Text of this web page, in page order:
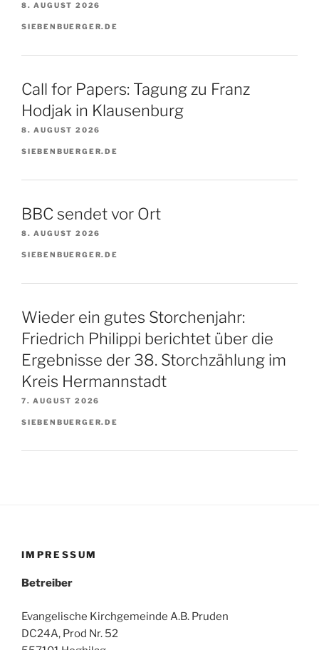
8. AUGUST 2026
SIEBENBUERGER.DE
Call for Papers: Tagung zu Franz
Hodjak in Klausenburg
8. AUGUST 2026
SIEBENBUERGER.DE
BBC sendet vor Ort
8. AUGUST 2026
SIEBENBUERGER.DE
Wieder ein gutes Storchenjahr:
Friedrich Philippi berichtet über die
Ergebnisse der 38. Storchzählung im
Kreis Hermannstadt
7. AUGUST 2026
SIEBENBUERGER.DE
IMPRESSUM
Betreiber
Evangelische Kirchgemeinde A.B. Pruden
DC24A, Prod Nr. 52